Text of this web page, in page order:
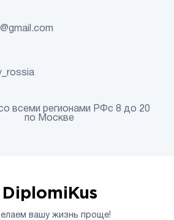
DiplomiKus
вашу жизнь проще!
всеми регионами РФс 8 до 20
по Москве